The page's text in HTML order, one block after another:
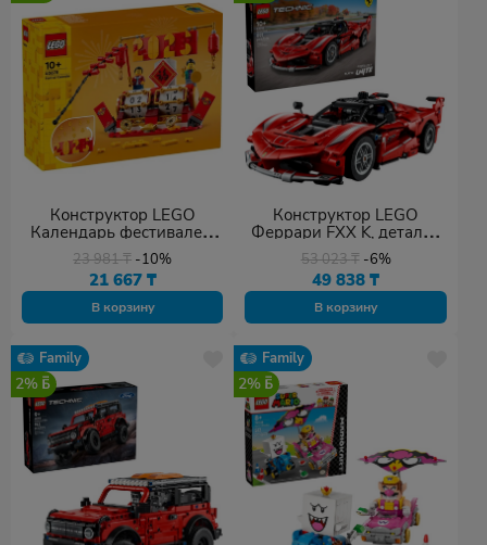
Конструктор LEGO
Календарь фестивалей,
деталей 345 шт
23 981₸ -10%
21 667 ₸
В корзину
Конструктор LEGO
Феррари FXX K, деталей
897 шт
53 023₸ -6%
49 838₸
В корзину
Family
2%
Family
2%